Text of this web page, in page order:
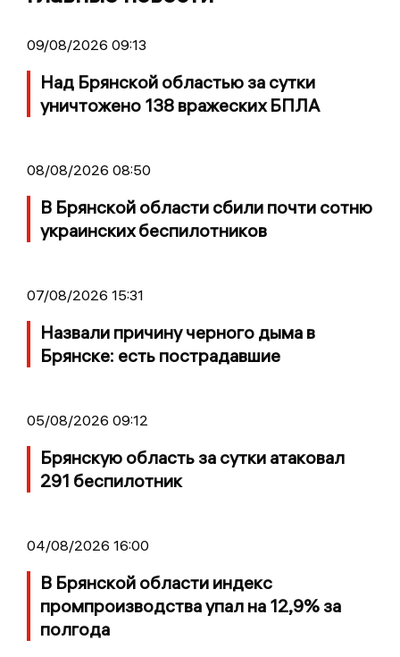
09/08/2026 09:13
Над Брянской областью за сутки
уничтожено 138 вражеских БПЛА
08/08/2026 08:50
В Брянской области сбили почти сотню
украинских беспилотников
07/08/2026 15:31
Назвали причину черного дыма в
Брянске: есть пострадавшие
05/08/2026 09:12
Брянскую область за сутки атаковал
291 беспилотник
04/08/2026 16:00
В Брянской области индекс
промпроизводства упал на 12,9% за
полгода